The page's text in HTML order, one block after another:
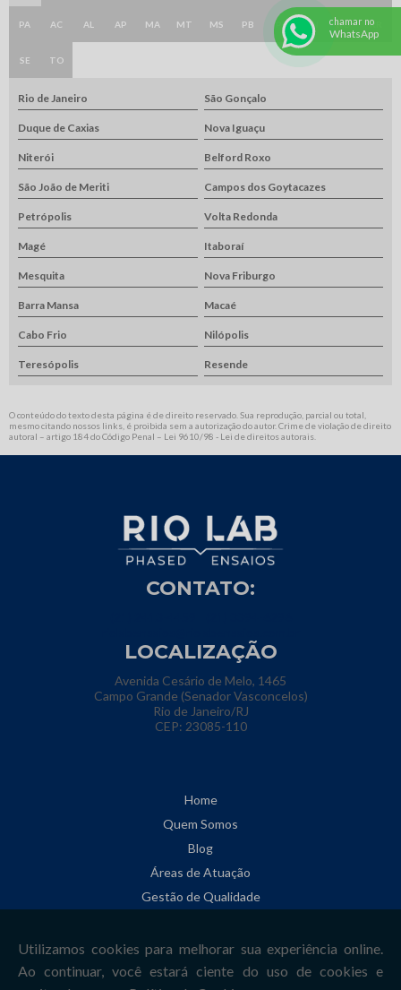
PA AC AL AP MA MT MS PB PI RN RO RR
SE TO
Rio de Janeiro São Gonçalo
Duque de Caxias Nova Iguaçu
Niterói Belford Roxo
São João de Meriti Campos dos Goytacazes
Petrópolis Volta Redonda
Magé Itaboraí
Mesquita Nova Friburgo
Barra Mansa Macaé
Cabo Frio Nilópolis
Teresópolis Resende
O conteúdo do texto desta página é de direito reservado. Sua reprodução, parcial ou total,
mesmo citando nossos links, é proibida sem a autorização do autor. Crime de violação de direito
autoral – artigo 184 do Código Penal – Lei 9610/98 - Lei de direitos autorais
CONTATO:
LOCALIZAÇÃO
Avenida Cesário de Melo, 1465
Campo Grande (Senador Vasconcelos)
Rio de Janeiro/RJ
CEP: 23085-110
Home
Quem Somos
Blog
Áreas de Atuação
Gestão de Qualidade
Contato
Mapa do site
chamar no
WhatsApp